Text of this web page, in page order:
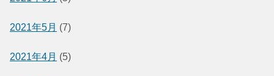
2021年5月 (7)
2021年4月 (5)